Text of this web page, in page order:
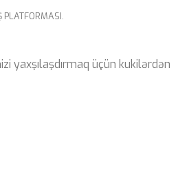
yaxşılaşdırmaq üçün kukilərdən